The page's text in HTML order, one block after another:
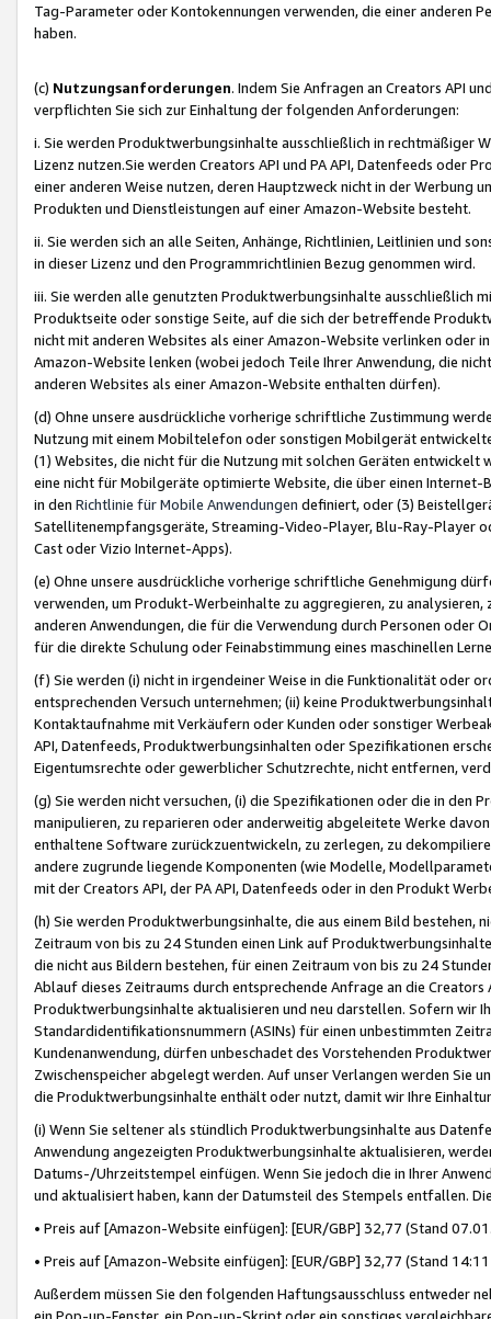
Tag-Parameter oder Kontokennungen verwenden, die einer anderen
haben.
(c) Nutzungsanforderungen. Indem Sie Anfragen an Creators API
verpflichten Sie sich zur Einhaltung der folgenden Anforderungen:
i. Sie werden Produktwerbungsinhalte ausschließlich in rechtmäßiger
Lizenz nutzen.Sie werden Creators API und PA API, Datenfeeds oder
einer anderen Weise nutzen, deren Hauptzweck nicht in der Werbung
Produkten und Dienstleistungen auf einer Amazon-Website besteht.
ii. Sie werden sich an alle Seiten, Anhänge, Richtlinien, Leitlinien und
in dieser Lizenz und den Programmrichtlinien Bezug genommen wird.
iii. Sie werden alle genutzten Produktwerbungsinhalte ausschließlich
Produktseite oder sonstige Seite, auf die sich der betreffende
nicht mit anderen Websites als einer Amazon-Website verlinken oder
Amazon-Website lenken (wobei jedoch Teile Ihrer Anwendung, die
anderen Websites als einer Amazon-Website enthalten dürfen).
(d) Ohne unsere ausdrückliche vorherige schriftliche Zustimmung
Nutzung mit einem Mobiltelefon oder sonstigen Mobilgerät
(1) Websites, die nicht für die Nutzung mit solchen Geräten
eine nicht für Mobilgeräte optimierte Website, die über einen
in den Richtlinie für Mobile Anwendungen definiert, oder (3)
Satellitenempfangsgeräte, Streaming-Video-Player, Blu-Ray-Player
Cast oder Vizio Internet-Apps).
(e) Ohne unsere ausdrückliche vorherige schriftliche Genehmigung
verwenden, um Produkt-Werbeinhalte zu aggregieren, zu
anderen Anwendungen, die für die Verwendung durch Personen
für die direkte Schulung oder Feinabstimmung eines maschinellen
(f) Sie werden (i) nicht in irgendeiner Weise in die Funktionalität oder
entsprechenden Versuch unternehmen; (ii) keine
Kontaktaufnahme mit Verkäufern oder Kunden oder sonstiger
API, Datenfeeds, Produktwerbungsinhalten oder Spezifikationen
Eigentumsrechte oder gewerblicher Schutzrechte, nicht entfernen,
(g) Sie werden nicht versuchen, (i) die Spezifikationen oder die in
manipulieren, zu reparieren oder anderweitig abgeleitete Werke
enthaltene Software zurückzuentwickeln, zu zerlegen, zu
andere zugrunde liegende Komponenten (wie Modelle,
mit der Creators API, der PA API, Datenfeeds oder in den Produkt
(h) Sie werden Produktwerbungsinhalte, die aus einem Bild bestehen,
Zeitraum von bis zu 24 Stunden einen Link auf
die nicht aus Bildern bestehen, für einen Zeitraum von bis zu 24
Ablauf dieses Zeitraums durch entsprechende Anfrage an die
Produktwerbungsinhalte aktualisieren und neu darstellen. Sofern wir
Standardidentifikationsnummern (ASINs) für einen unbestimmten
Kundenanwendung, dürfen unbeschadet des Vorstehenden
Zwischenspeicher abgelegt werden. Auf unser Verlangen werden Sie
die Produktwerbungsinhalte enthält oder nutzt, damit wir Ihre
(i) Wenn Sie seltener als stündlich Produktwerbungsinhalte aus
Anwendung angezeigten Produktwerbungsinhalte aktualisieren,
Datums-/Uhrzeitstempel einfügen. Wenn Sie jedoch die in Ihrer
und aktualisiert haben, kann der Datumsteil des Stempels entfallen.
• Preis auf [Amazon-Website einfügen]: [EUR/GBP] 32,77 (Stand
• Preis auf [Amazon-Website einfügen]: [EUR/GBP] 32,77 (Stand
Außerdem müssen Sie den folgenden Haftungsausschluss entweder
ein Pop-up-Fenster, ein Pop-up-Skript oder ein sonstiges